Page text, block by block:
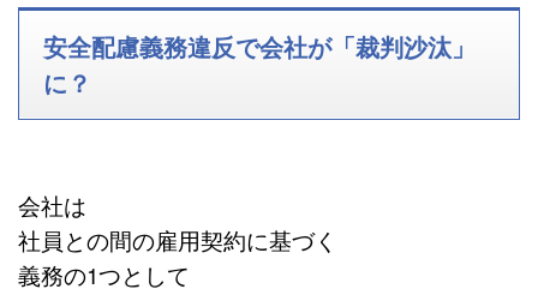
安全配慮義務違反で会社が「裁判沙汰」
に？
会社は
社員との間の雇用契約に基づく
義務の1つとして